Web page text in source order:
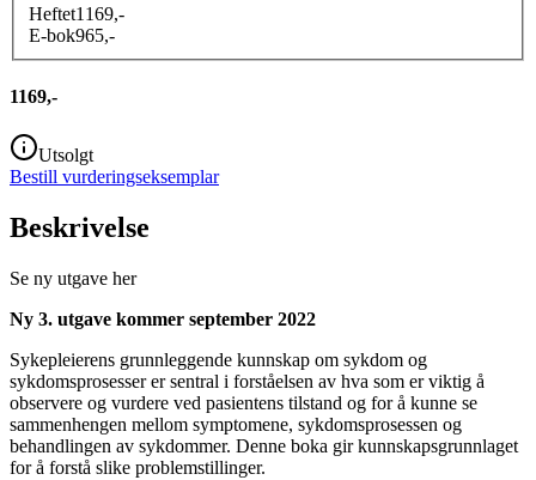
Heftet1169,-
E-bok965,-
1169,-
Utsolgt
Bestill vurderingseksemplar
Beskrivelse
Se ny utgave her
Ny 3. utgave kommer september 2022
Sykepleierens grunnleggende kunnskap om sykdom og
sykdomsprosesser er sentral i forståelsen av hva som er viktig å
observere og vurdere ved pasientens tilstand og for å kunne se
sammenhengen mellom symptomene, sykdomsprosessen og
behandlingen av sykdommer. Denne boka gir kunnskapsgrunnlaget
for å forstå slike problemstillinger.